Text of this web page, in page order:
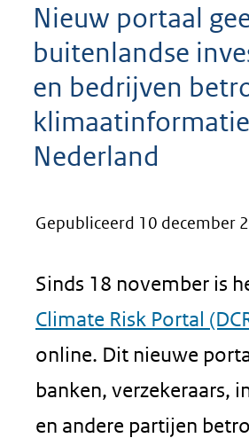
Nieuw portaal
buitenlandse
en bedrijven
Nederland
Gepubliceerd 10 december
Sinds 18 november is
Climate Risk Portal
online. Dit nieuwe
banken, verzekeraars,
en andere partijen